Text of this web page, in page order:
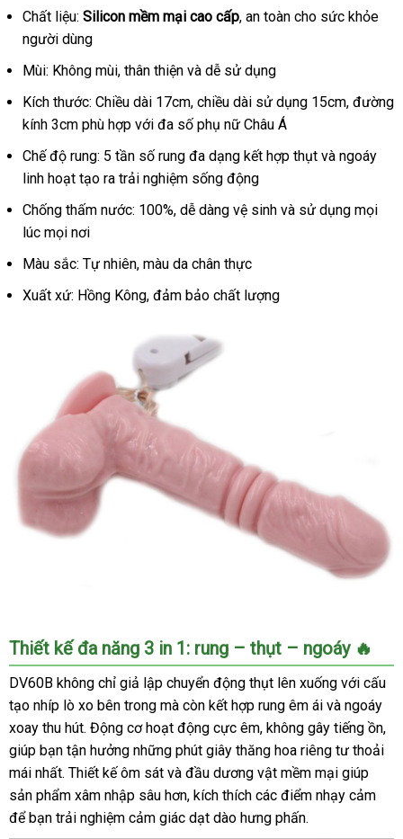
Chất liệu: Silicon mềm mại cao cấp, an toàn cho sức khỏe
người dùng
Mùi: Không mùi, thân thiện và dễ sử dụng
Kích thước: Chiều dài 17cm, chiều dài sử dụng 15cm, đường
kính 3cm phù hợp với đa số phụ nữ Châu Á
Chế độ rung: 5 tần số rung đa dạng kết hợp thụt và ngoáy
linh hoạt tạo ra trải nghiệm sống động
Chống thấm nước: 100%, dễ dàng vệ sinh và sử dụng mọi
lúc mọi nơi
Màu sắc: Tự nhiên, màu da chân thực
Xuất xứ: Hồng Kông, đảm bảo chất lượng
DV60B
dương
vật
rung
tự
động
siêu
kích
thích
cho
Thiết kế đa năng 3 in 1: rung – thụt – ngoáy 🔥
DV60B không chỉ giả lập chuyển động thụt lên xuống với cấu
tạo nhíp lò xo bên trong mà còn kết hợp rung êm ái và ngoáy
xoay thu hút. Động cơ hoạt động cực êm, không gây tiếng ồn,
giúp bạn tận hưởng những phút giây thăng hoa riêng tư thoải
mái nhất. Thiết kế ôm sát và đầu dương vật mềm mại giúp
sản phẩm xâm nhập sâu hơn, kích thích các điểm nhạy cảm
để bạn trải nghiệm cảm giác dạt dào hưng phấn.